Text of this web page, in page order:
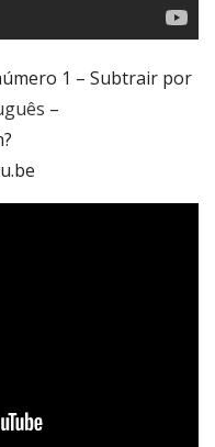
1 – Subtrair por
–